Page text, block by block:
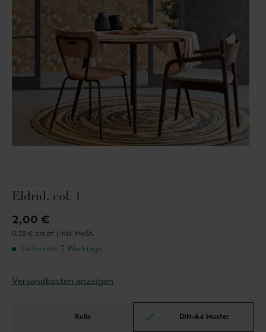
Eldrid, col. 1
2,00 €
0,38 € pro m² | inkl. MwSt.
Lieferzeit: 3 Werktage
Versandkosten anzeigen
Rolle DIN-A4 Muster